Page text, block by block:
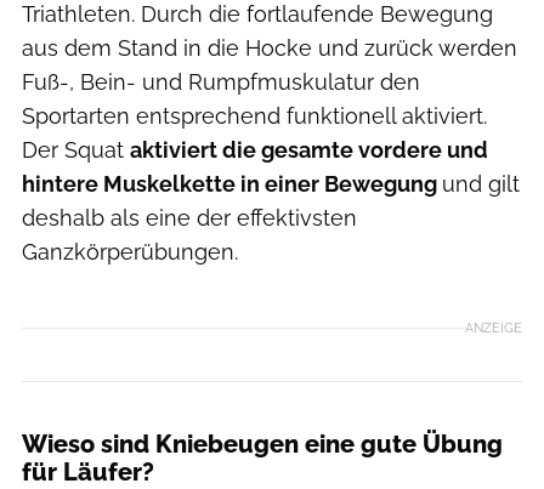
Triathleten. Durch die fortlaufende Bewegung
aus dem Stand in die Hocke und zurück werden
Fuß-, Bein- und Rumpfmuskulatur den
Sportarten entsprechend funktionell aktiviert.
Der Squat aktiviert die gesamte vordere und
hintere Muskelkette in einer Bewegung und gilt
deshalb als eine der effektivsten
Ganzkörperübungen.
ANZEIGE
Wieso sind Kniebeugen eine gute Übung
für Läufer?